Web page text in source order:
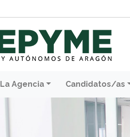
La Agencia Candidatos/as